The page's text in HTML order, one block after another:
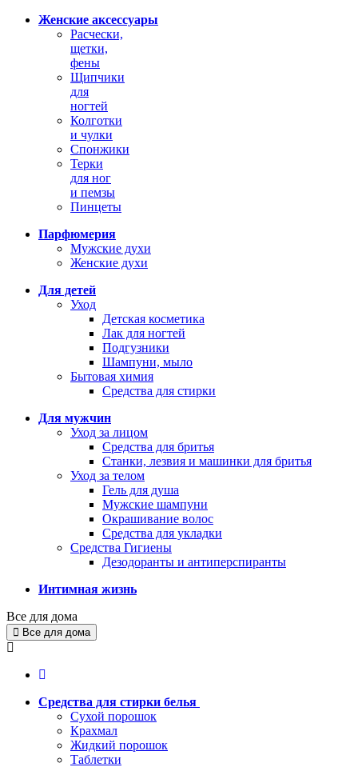
Женские аксессуары
Расчески,
щетки,
фены
Щипчики
для
ногтей
Колготки
и чулки
Спонжики
Терки
для ног
и пемзы
Пинцеты
Парфюмерия
Мужские духи
Женские духи
Для детей
Уход
Детская косметика
Лак для ногтей
Подгузники
Шампуни, мыло
Бытовая химия
Средства для стирки
Для мужчин
Уход за лицом
Средства для бритья
Станки, лезвия и машинки для бритья
Уход за телом
Гель для душа
Мужские шампуни
Окрашивание волос
Средства для укладки
Средства Гигиены
Дезодоранты и антиперспиранты
Интимная жизнь
Все для дома
Все для дома
Средства для стирки белья
Сухой порошок
Крахмал
Жидкий порошок
Таблетки